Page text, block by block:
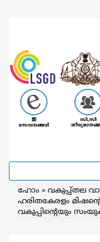
Breadcrumb
ഹോം വകുപ്പ്തല
ഹരിതകേരളം
വകുപ്പിന്‍റെയും